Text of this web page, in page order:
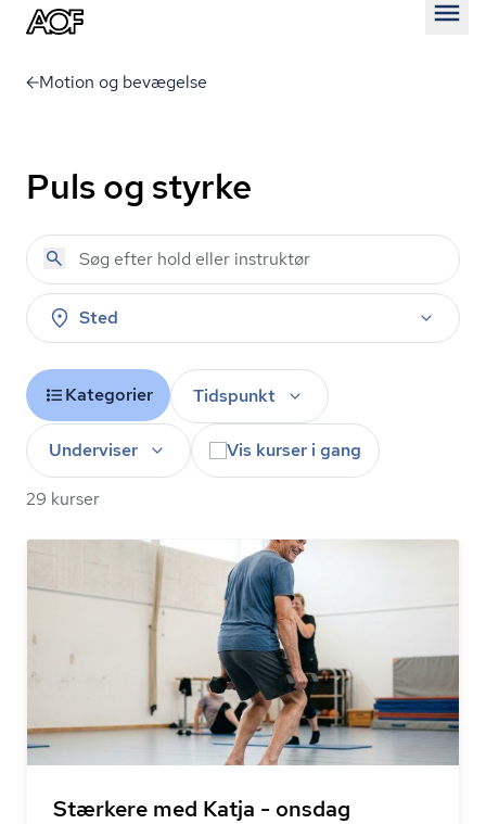
Motion og bevægelse
Puls og styrke
Sted
Kategorier Tidspunkt
Underviser Vis kurser i gang
29 kurser
Stærkere med Katja - onsdag